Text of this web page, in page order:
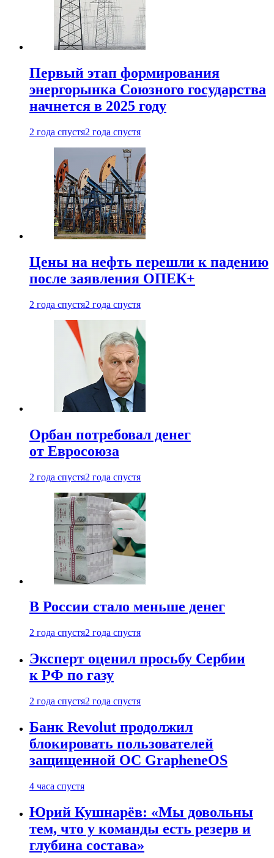
Первый этап формирования
энергорынка Союзного государства
начнется в 2025 году
2 года спустя2 года спустя
Цены на нефть перешли к падению
после заявления ОПЕК+
2 года спустя2 года спустя
Орбан потребовал денег
от Евросоюза
2 года спустя2 года спустя
В России стало меньше денег
2 года спустя2 года спустя
Эксперт оценил просьбу Сербии
к РФ по газу
2 года спустя2 года спустя
Банк Revolut продолжил
блокировать пользователей
защищенной ОС GrapheneOS
4 часа спустя
Юрий Кушнарёв: «Мы довольны
тем, что у команды есть резерв и
глубина состава»